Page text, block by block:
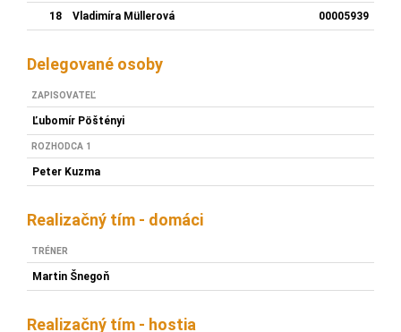
18 Vladimíra Müllerová 00005939
Delegované osoby
ZAPISOVATEĽ
Ľubomír Pöštényi
ROZHODCA 1
Peter Kuzma
Realizačný tím - domáci
TRÉNER
Martin Šnegoň
Realizačný tím - hostia